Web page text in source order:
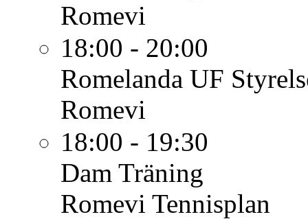
Romevi
18:00 - 20:00
Romelanda UF
Romevi
18:00 - 19:30
Dam Träning
Romevi Tennisplan